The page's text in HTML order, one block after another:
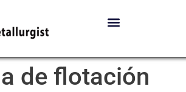
de flotación